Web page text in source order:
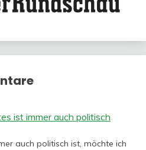
ist immer auch politisch
auch politisch ist, möchte ich